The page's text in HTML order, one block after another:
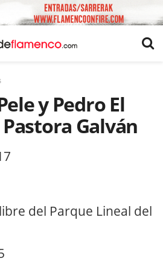
y Pedro El
Galván
del Parque Lineal del